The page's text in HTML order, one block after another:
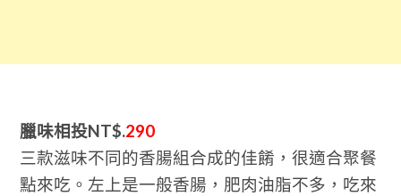
臘味相投NT$.290
三款滋味不同的香腸組合成的佳餚，很適合聚餐
點來吃。左上是一般香腸，肥肉油脂不多，吃來